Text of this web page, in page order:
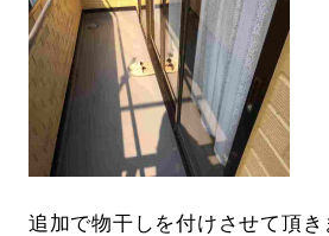
追加で物干しを付けさせて頂